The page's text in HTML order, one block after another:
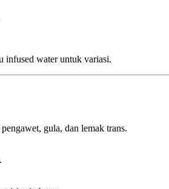
infused water untuk variasi.
gula, dan lemak trans.